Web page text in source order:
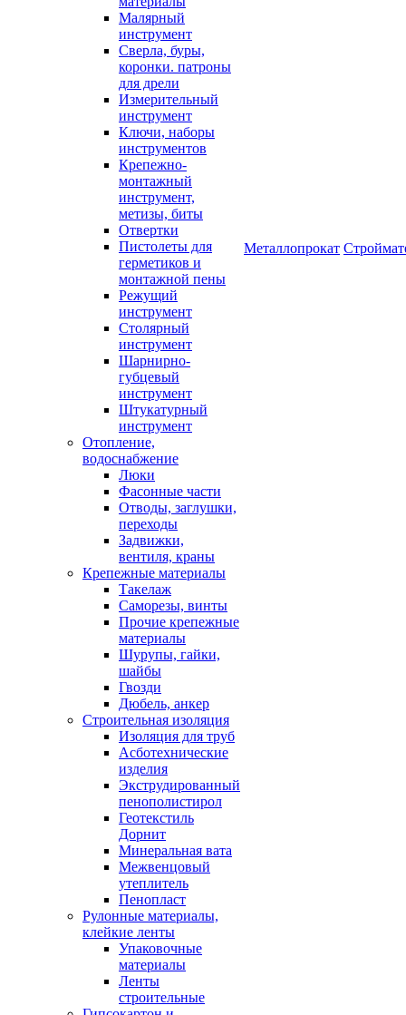
Малярный
инструмент
Сверла, буры,
коронки. патроны
для дрели
Измерительный
инструмент
Ключи, наборы
инструментов
Крепежно-
монтажный
инструмент,
метизы, биты
Отвертки
Пистолеты для
герметиков и
монтажной пены
Режущий
инструмент
Столярный
инструмент
Шарнирно-
губцевый
инструмент
Штукатурный
инструмент
Отопление,
водоснабжение
Люки
Фасонные части
Отводы, заглушки,
переходы
Задвижки,
вентиля, краны
Крепежные материалы
Такелаж
Саморезы, винты
Прочие крепежные
материалы
Шурупы, гайки,
шайбы
Гвозди
Дюбель, анкер
Строительная изоляция
Изоляция для труб
Асботехнические
изделия
Экструдированный
пенополистирол
Геотекстиль
Дорнит
Минеральная вата
Межвенцовый
утеплитель
Пенопласт
Рулонные материалы,
клейкие ленты
Упаковочные
материалы
Ленты
строительные
Металлопрокат